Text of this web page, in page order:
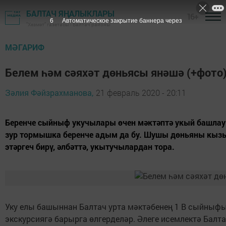
БАЛТАЧ ЯҢАЛЫКЛАРЫ
"Хезмәт" газетасы - Балтач районы
МӘГАРИФ
Белем һәм сәяхәт дөньясы янәшә
Зәлия Фәйзрахманова, 21 февраль 2020 - 20:11
Беренче сыйныф укучылары өчен мәктәптә укый башлау
зур тормышка беренче адым да бу. Шушы дөньяны
этәргеч бирү, әлбәттә, укытучылардан тора.
Уку елы башыннан Балтач урта мәктәбенең 1 В
экскурсиягә барырга өлгерделәр. Әлеге исемлектә
5 Автоматическое закрытие баннера через